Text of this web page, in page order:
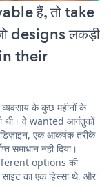
हैं, तो take
designs लकड़ी
in their
के कुछ महीनों के
थी। वे wanted आगंतुकों
डिज़ाइन, एक आकर्षक तरीके
नहीं दिया।
options की
का एक हिस्सा थे, और